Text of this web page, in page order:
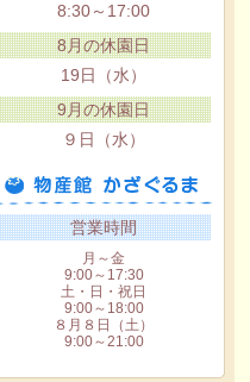
8:30～17:00
8月の休園日
19日（水）
9月の休園日
９日（水）
営業時間
月～金
9:00～17:30
土・日・祝日
9:00～18:00
８月８日（土）
9:00～21:00